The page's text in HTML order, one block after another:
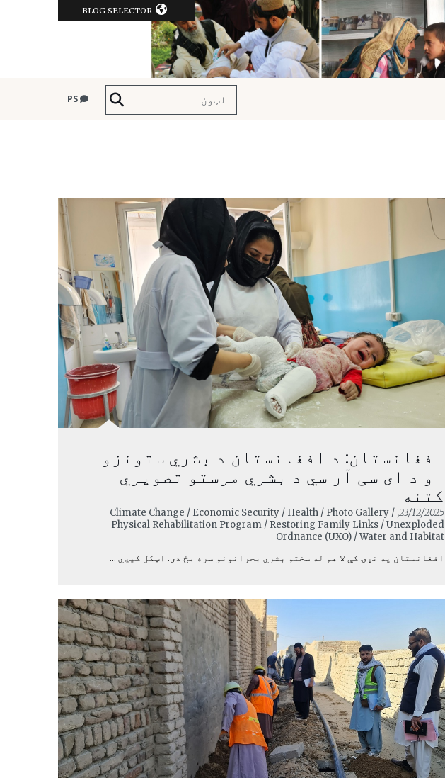
BLOG SELECTOR
افغانستان: د افغانستان د بشري ستونزو
او د ای سی آر سي د بشري مرستو تصویري
کتنه
23/12/2025
, Climate Change / Economic Security / Health / Photo Gallery /
Physical Rehabilitation Program / Restoring Family Links / Unexploded
Ordnance (UXO) / Water and Habitat
افغانستان په نړۍ کې لا هم له سختو بشري بحرانونو سره مخ دی. اټکل کیږي ...